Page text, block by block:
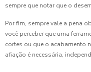
sempre que notar que o
Por fim, sempre vale a pena
você perceber que uma
cortes ou que o acabamento
afiação é necessária,